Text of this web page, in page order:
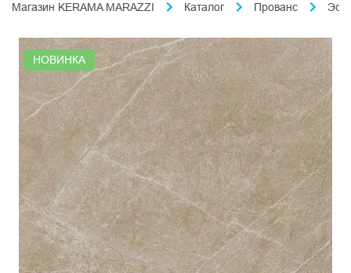
Магазин KERAMA MARAZZI Каталог Прованс
НОВИНКА